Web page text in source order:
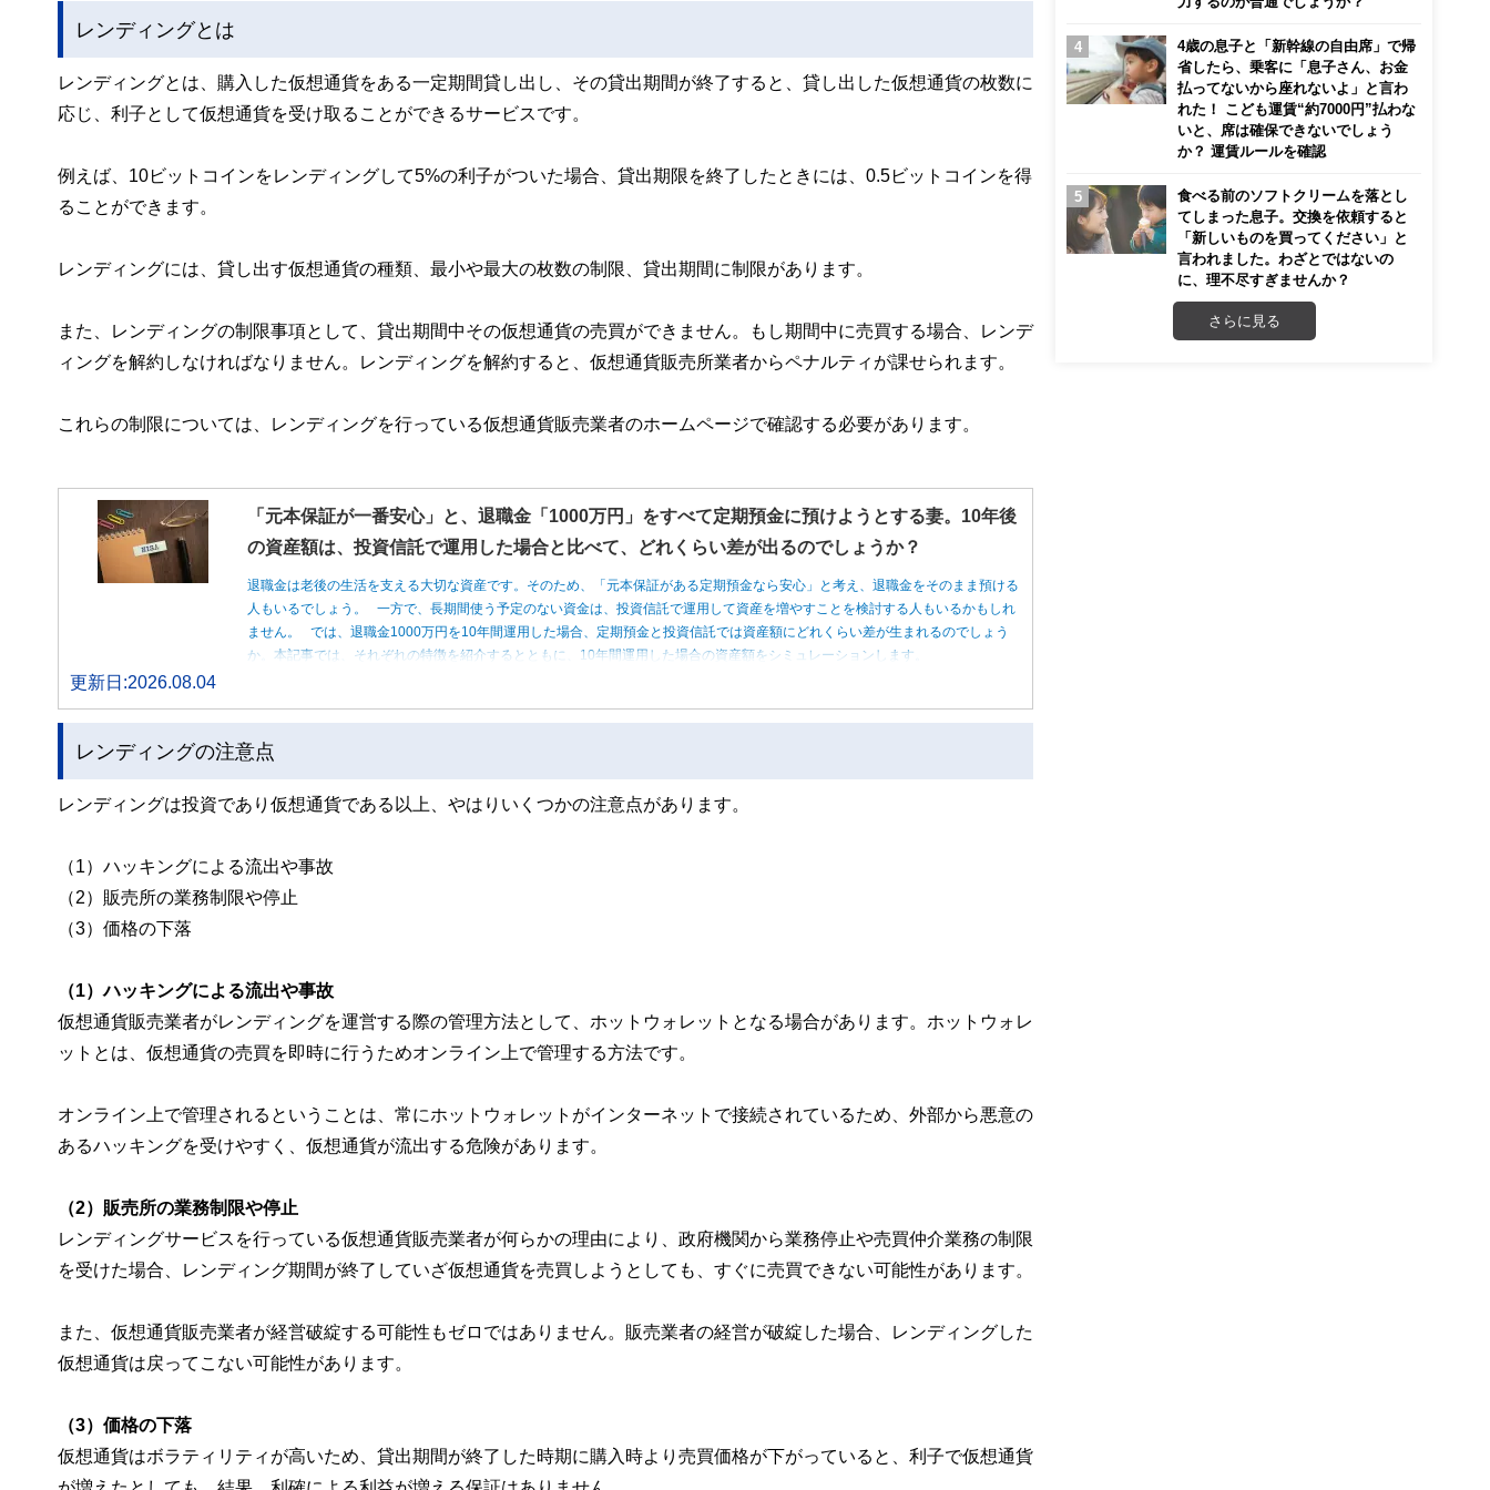
レンディングとは
レンディングとは、購入した仮想通貨をある一定期間貸し出し、その貸出期間が終了すると、貸し出した仮想通貨の枚数に
応じ、利子として仮想通貨を受け取ることができるサービスです。
例えば、10ビットコインをレンディングして5%の利子がついた場合、貸出期限を終了したときには、0.5ビットコインを得
ることができます。
レンディングには、貸し出す仮想通貨の種類、最小や最大の枚数の制限、貸出期間に制限があります。
また、レンディングの制限事項として、貸出期間中その仮想通貨の売買ができません。もし期間中に売買する場合、レンデ
ィングを解約しなければなりません。レンディングを解約すると、仮想通貨販売所業者からペナルティが課せられます。
これらの制限については、レンディングを行っている仮想通貨販売業者のホームページで確認する必要があります。
「元本保証が一番安心」と、退職金「1000万円」をすべて定期預金に預けようとする妻。10年後
の資産額は、投資信託で運用した場合と比べて、どれくらい差が出るのでしょうか？
退職金は老後の生活を支える大切な資産です。そのため、「元本保証がある定期預金なら安心」と考え、退職金をそのまま預ける
人もいるでしょう。 一方で、長期間使う予定のない資金は、投資信託で運用して資産を増やすことを検討する人もいるかもしれ
ません。 では、退職金1000万円を10年間運用した場合、定期預金と投資信託では資産額にどれくらい差が生まれるのでしょう
か。本記事では、それぞれの特徴を紹介するとともに、10年間運用した場合の資産額をシミュレーションします。
更新日:2026.08.04
レンディングの注意点
レンディングは投資であり仮想通貨である以上、やはりいくつかの注意点があります。
（1）ハッキングによる流出や事故
（2）販売所の業務制限や停止
（3）価格の下落
（1）ハッキングによる流出や事故
仮想通貨販売業者がレンディングを運営する際の管理方法として、ホットウォレットとなる場合があります。ホットウォレ
ットとは、仮想通貨の売買を即時に行うためオンライン上で管理する方法です。
オンライン上で管理されるということは、常にホットウォレットがインターネットで接続されているため、外部から悪意の
あるハッキングを受けやすく、仮想通貨が流出する危険があります。
（2）販売所の業務制限や停止
レンディングサービスを行っている仮想通貨販売業者が何らかの理由により、政府機関から業務停止や売買仲介業務の制限
を受けた場合、レンディング期間が終了していざ仮想通貨を売買しようとしても、すぐに売買できない可能性があります。
また、仮想通貨販売業者が経営破綻する可能性もゼロではありません。販売業者の経営が破綻した場合、レンディングした
仮想通貨は戻ってこない可能性があります。
（3）価格の下落
仮想通貨はボラティリティが高いため、貸出期間が終了した時期に購入時より売買価格が下がっていると、利子で仮想通貨
4歳の息子と「新幹線の自由席」で帰
省したら、乗客に「息子さん、お金
払ってないから座れないよ」と言わ
れた！ こども運賃“約7000円”払わな
いと、席は確保できないでしょう
か？ 運賃ルールを確認
食べる前のソフトクリームを落とし
てしまった息子。交換を依頼すると
「新しいものを買ってください」と
言われました。わざとではないの
に、理不尽すぎませんか？
さらに見る